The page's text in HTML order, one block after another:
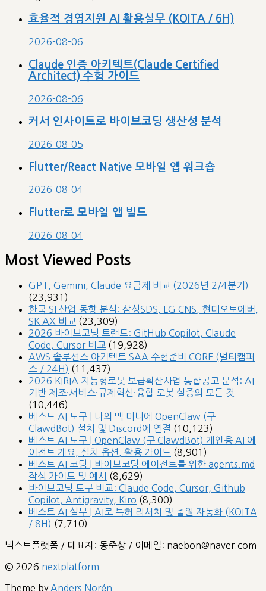
효율적 경영지원 AI 활용실무 (KOITA / 6H)
2026-08-06
Claude 인증 아키텍트(Claude Certified
Architect) 수험 가이드
2026-08-06
커서 인사이트로 바이브코딩 생산성 분석
2026-08-05
Flutter/React Native 모바일 앱 워크숍
2026-08-04
Flutter로 모바일 앱 빌드
2026-08-04
Most Viewed Posts
GPT, Gemini, Claude 요금제 비교 (2026년 2/4분기)
(23,931)
한국 SI 산업 동향 분석: 삼성SDS, LG CNS, 현대오토에버,
SK AX 비교 (23,309)
2026 바이브코딩 트랜드: GitHub Copilot, Claude
Code, Cursor 비교 (19,928)
AWS 솔루션스 아키텍트 SAA 수험준비 CORE (멀티캠퍼
스 / 24H) (11,437)
2026 KIRIA 지능형로봇 보급확산사업 통합공고 분석: AI
기반 제조·서비스·규제혁신·융합 로봇 실증의 모든 것
(10,446)
베스트 AI 도구 | 나의 맥 미니에 OpenClaw (구
ClawdBot) 설치 및 Discord에 연결 (10,123)
베스트 AI 도구 | OpenClaw (구 ClawdBot) 개인용 AI 에
이전트 개요, 설치 옵션, 활용 가이드 (8,901)
베스트 AI 코딩 | 바이브코딩 에이전트를 위한 agents.md
작성 가이드 및 예시
(8,629)
바이브코딩 도구 비교: Claude Code, Cursor, Github
Copilot, Antigravity, Kiro (8,300)
베스트 AI 실무 | AI로 특허 리서치 및 출원 자동화 (KOITA
/ 8H) (7,710)
넥스트플랫폼 / 대표자: 동준상 / 이메일: naebon@naver.com
© 2026 nextplatform
Theme by Anders Norén